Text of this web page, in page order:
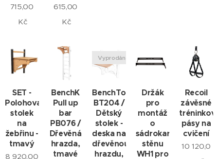
715,00
Kč
615,00
Kč
SET -
Polohovatelný
stolek
na
žebřinu -
tmavý
8 920,00
BenchK
Pull up
bar
PB076 /
Dřevěná
hrazda,
tmavé
BenchTop
BT204 /
Dětský
stolek -
deska na
dřevěnou
hrazdu,
Vyprodáno
Držák
pro
montáž
o
sádrokartonovou
stěnu
WH1 pro
Recoil
závěsné
pásy na
cvičení
10 120,0